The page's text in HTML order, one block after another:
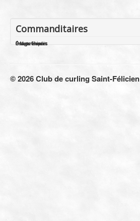
Commanditaires
Groupe Houdes
Imageriexpert
Ô Mets Chinois
© 2026 Club de curling Saint-Félicien